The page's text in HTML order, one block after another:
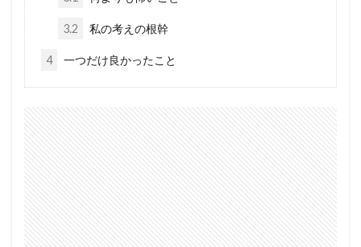
3.2 私の考えの根幹
4 一つだけ良かったこと